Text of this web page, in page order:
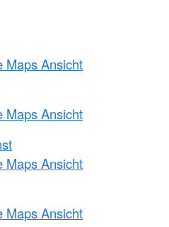
Maps Ansicht
Maps Ansicht
Maps Ansicht
Maps Ansicht